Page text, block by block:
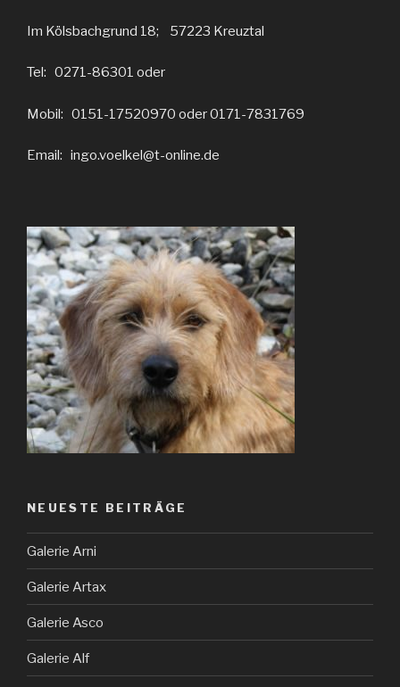
Im Kölsbachgrund 18; 57223 Kreuztal
Tel: 0271-86301 oder
Mobil: 0151-17520970 oder 0171-7831769
Email: ingo.voelkel@t-online.de
NEUESTE BEITRÄGE
Galerie Arni
Galerie Artax
Galerie Asco
Galerie Alf